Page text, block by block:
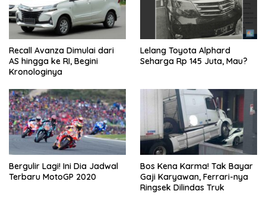
Recall Avanza Dimulai dari
AS hingga ke RI, Begini
Kronologinya
Lelang Toyota Alphard
Seharga Rp 145 Juta, Mau?
Bergulir Lagi! Ini Dia Jadwal
Terbaru MotoGP 2020
Bos Kena Karma! Tak Bayar
Gaji Karyawan, Ferrari-nya
Ringsek Dilindas Truk